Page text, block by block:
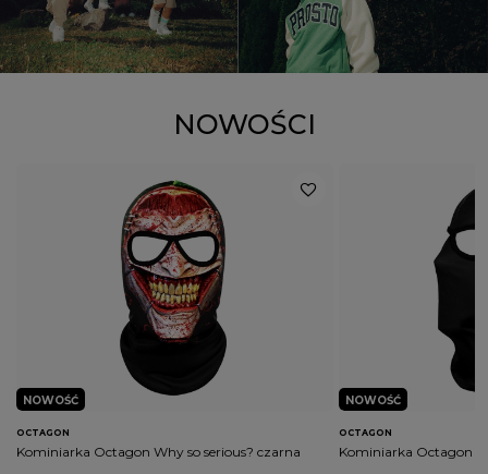
NOWOŚCI
NOWOŚĆ
OCTAGON
Kominiarka Octagon Why so serious? czarna
NOWOŚĆ
OCTAGON
Kominiarka Octagon